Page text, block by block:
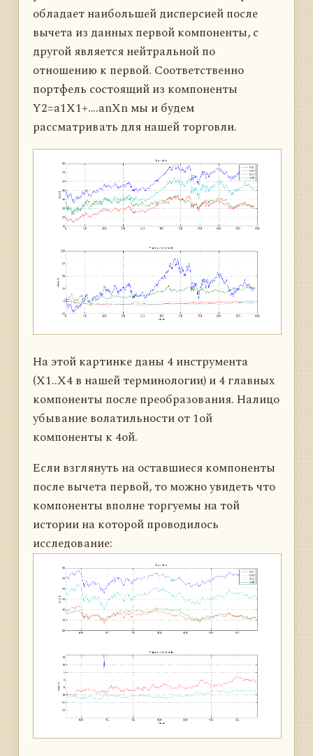
обладает наибольшей дисперсией после
вычета из данных первой компоненты, с
другой является нейтральной по
отношению к первой. Соответственно
портфель состоящий из компоненты
Y2=a1X1+….anXn мы и будем
рассматривать для нашей торговли.
На этой картинке даны 4 инструмента
(X1..X4 в нашей терминологии) и 4 главных
компоненты после преобразования. Налицо
убывание волатильности от 1ой
компоненты к 4ой.
Если взглянуть на оставшиеся компоненты
после вычета первой, то можно увидеть что
компоненты вполне торгуемы на той
истории на которой проводилось
исследование: